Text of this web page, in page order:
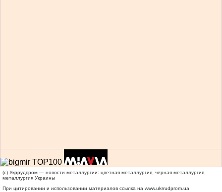
(c) Укррудпром — новости металлургии: цветная металлургия, черная металлургия,
металлургия Украины
При цитировании и использовании материалов ссылка на www.ukrrudprom.ua